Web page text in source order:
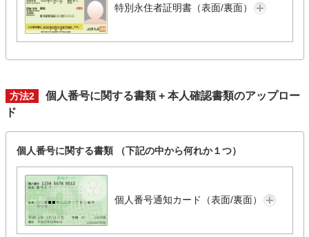
特別永住者証明書（表面/裏面）
方法2
個人番号に関する書類 + 本人確認書類のアップロー
ド
個人番号に関する書類 （下記の中から何れか１つ）
個人番号通知カード（表面/裏面）